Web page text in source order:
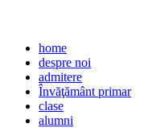
home
despre noi
admitere
Învăţământ primar
clase
alumni